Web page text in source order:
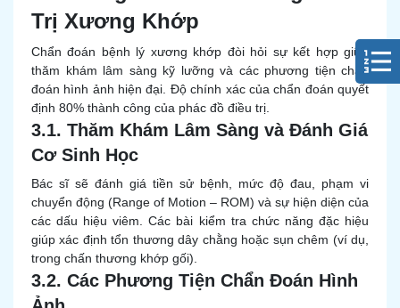
Trị Xương Khớp
Chẩn đoán bệnh lý xương khớp đòi hỏi sự kết hợp giữa
thăm khám lâm sàng kỹ lưỡng và các phương tiện chẩn
đoán hình ảnh hiện đại. Độ chính xác của chẩn đoán quyết
định 80% thành công của phác đồ điều trị.
3.1. Thăm Khám Lâm Sàng và Đánh Giá
Cơ Sinh Học
Bác sĩ sẽ đánh giá tiền sử bệnh, mức độ đau, phạm vi
chuyển động (Range of Motion – ROM) và sự hiện diện của
các dấu hiệu viêm. Các bài kiểm tra chức năng đặc hiệu
giúp xác định tổn thương dây chằng hoặc sụn chêm (ví dụ,
trong chấn thương khớp gối).
3.2. Các Phương Tiện Chẩn Đoán Hình